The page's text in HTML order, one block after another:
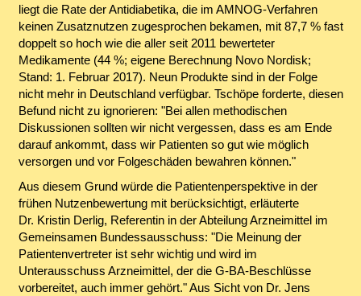
liegt die Rate der Antidiabetika, die im AMNOG-Verfahren
keinen Zusatznutzen zugesprochen bekamen, mit 87,7 % fast
doppelt so hoch wie die aller seit 2011 bewerteter
Medikamente (44 %; eigene Berechnung Novo Nordisk;
Stand: 1. Februar 2017). Neun Produkte sind in der Folge
nicht mehr in Deutschland verfügbar. Tschöpe forderte, diesen
Befund nicht zu ignorieren: "Bei allen methodischen
Diskussionen sollten wir nicht vergessen, dass es am Ende
darauf ankommt, dass wir Patienten so gut wie möglich
versorgen und vor Folgeschäden bewahren können."
Aus diesem Grund würde die Patientenperspektive in der
frühen Nutzenbewertung mit berücksichtigt, erläuterte
Dr. Kristin Derlig, Referentin in der Abteilung Arzneimittel im
Gemeinsamen Bundessausschuss: "Die Meinung der
Patientenvertreter ist sehr wichtig und wird im
Unterausschuss Arzneimittel, der die G-BA-Beschlüsse
vorbereitet, auch immer gehört." Aus Sicht von Dr. Jens